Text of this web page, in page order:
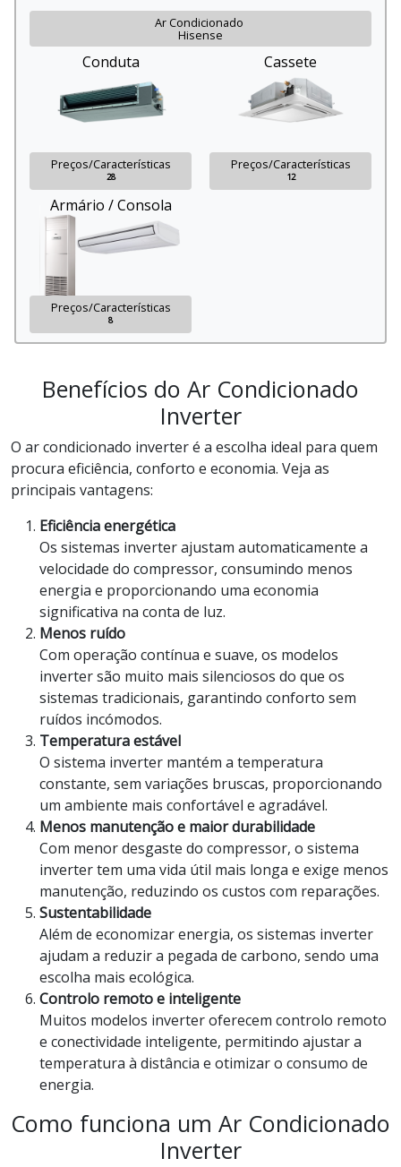
Ar Condicionado
Hisense
Conduta
Preços/Características
28
Cassete
Preços/Características
12
Armário / Consola
Preços/Características
8
Benefícios do Ar Condicionado
Inverter
O ar condicionado inverter é a escolha ideal para quem
procura eficiência, conforto e economia. Veja as
principais vantagens:
Eficiência energética
Os sistemas inverter ajustam automaticamente a
velocidade do compressor, consumindo menos
energia e proporcionando uma economia
significativa na conta de luz.
Menos ruído
Com operação contínua e suave, os modelos
inverter são muito mais silenciosos do que os
sistemas tradicionais, garantindo conforto sem
ruídos incómodos.
Temperatura estável
O sistema inverter mantém a temperatura
constante, sem variações bruscas, proporcionando
um ambiente mais confortável e agradável.
Menos manutenção e maior durabilidade
Com menor desgaste do compressor, o sistema
inverter tem uma vida útil mais longa e exige menos
manutenção, reduzindo os custos com reparações.
Sustentabilidade
Além de economizar energia, os sistemas inverter
ajudam a reduzir a pegada de carbono, sendo uma
escolha mais ecológica.
Controlo remoto e inteligente
Muitos modelos inverter oferecem controlo remoto
e conectividade inteligente, permitindo ajustar a
temperatura à distância e otimizar o consumo de
energia.
Como funciona um Ar Condicionado
Inverter